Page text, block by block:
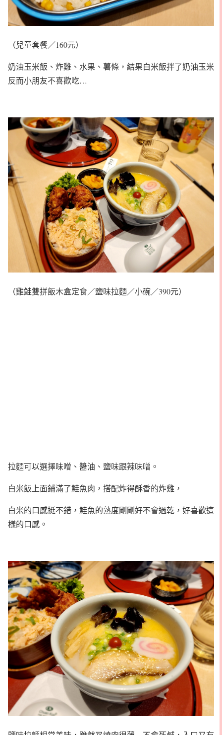
（兒童套餐／160元）
奶油玉米飯、炸雞、水果、薯條，結果白米飯拌了奶油玉米
反而小朋友不喜歡吃…
（雞鮭雙拼飯木盒定食／鹽味拉麵／小碗／390元）
拉麵可以選擇味噌、醬油、鹽味跟辣味噌。
白米飯上面鋪滿了鮭魚肉，搭配炸得酥香的炸雞，
白米的口感挺不錯，鮭魚的熟度剛剛好不會過乾，好喜歡這
樣的口感。